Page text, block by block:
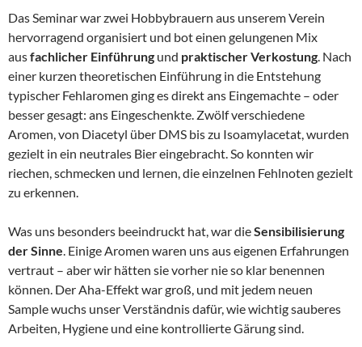
Das Seminar war zwei Hobbybrauern aus unserem Verein
hervorragend organisiert und bot einen gelungenen Mix
ausfachlicher Einführung und praktischer Verkostung. Nach
einer kurzen theoretischen Einführung in die Entstehung
typischer Fehlaromen ging es direkt ans Eingemachte – oder
besser gesagt: ans Eingeschenkte. Zwölf verschiedene
Aromen, von Diacetyl über DMS bis zu Isoamylacetat, wurden
gezielt in ein neutrales Bier eingebracht. So konnten wir
riechen, schmecken und lernen, die einzelnen Fehlnoten gezielt
zu erkennen.
Was uns besonders beeindruckt hat, war dieSensibilisierung
der Sinne. Einige Aromen waren uns aus eigenen Erfahrungen
vertraut – aber wir hätten sie vorher nie so klar benennen
können. Der Aha-Effekt war groß, und mit jedem neuen
Sample wuchs unser Verständnis dafür, wie wichtig sauberes
Arbeiten, Hygiene und eine kontrollierte Gärung sind.